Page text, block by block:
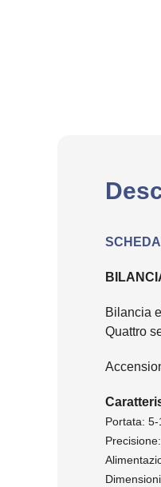
Bilancia
Quattro
Portata: 5-